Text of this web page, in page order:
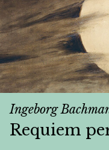
Ingeborg
Requiem